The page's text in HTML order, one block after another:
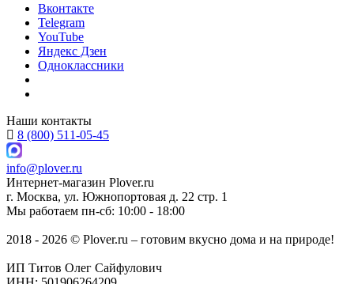
Вконтакте
Telegram
YouTube
Яндекс Дзен
Одноклассники
Наши контакты
8 (800) 511-05-45
info@plover.ru
Интернет-магазин Plover.ru
г. Москва, ул. Южнопортовая д. 22 стр. 1
Мы работаем пн-сб: 10:00 - 18:00
2018 - 2026 © Plover.ru – готовим вкусно дома и на природе!
ИП Титов Олег Сайфулович